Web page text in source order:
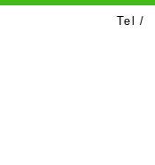
Tel /